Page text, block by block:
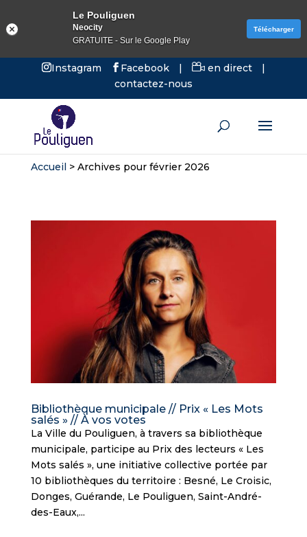
Instagram Facebook | en direct
|
contactez-nous
Accueil> Archives pour février 2026
Bibliothèque municipale // Prix « Les Mots
salés » // À vos votes
La Ville du Pouliguen, à travers sa bibliothèque
municipale, participe au Prix des lecteurs « Les
Mots salés », une initiative collective portée par
10 bibliothèques du territoire : Besné, Le Croisic,
Donges, Guérande, Le Pouliguen, Saint-André-
des-Eaux,...
Le Pouliguen
Neocity
GRATUITE - Sur le Google Play
Télécharger